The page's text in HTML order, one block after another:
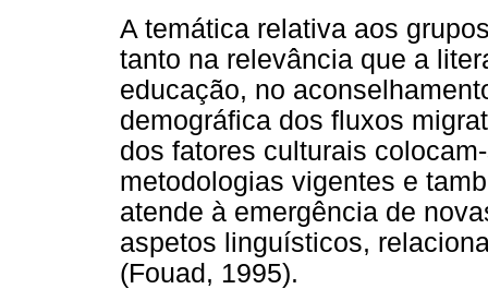
A temática relativa aos
tanto na relevância que a
educação, no
demográfica dos fluxos
dos fatores culturais
metodologias vigentes e
atende à emergência de
aspetos linguísticos,
(Fouad, 1995).